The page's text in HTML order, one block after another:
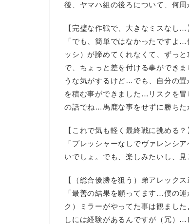
後、ヤマハ組の後ろについて、何
【完璧な作戦で、大きなミスなし…
「でも、簡単ではなかったですよ
ッシ）が諦めてくれなくて、ずっ
で、ちょっと差を付ける事ができ
うな気がするけど…でも、自分の
を積む事ができました…リスクを冒
の話でね…馬鹿な事をせずに勝ちた
【これで気も軽く最終戦に挑める？
「プレッシャーなしでヴァレンシ
いでしょ。でも、楽しみたいし、
【（総合優勝を狙う）弟アレック
「最善の結果を願ってます…僕の
ク）ミラーがやってた事は観まし
しには経験があるんですが（冗）